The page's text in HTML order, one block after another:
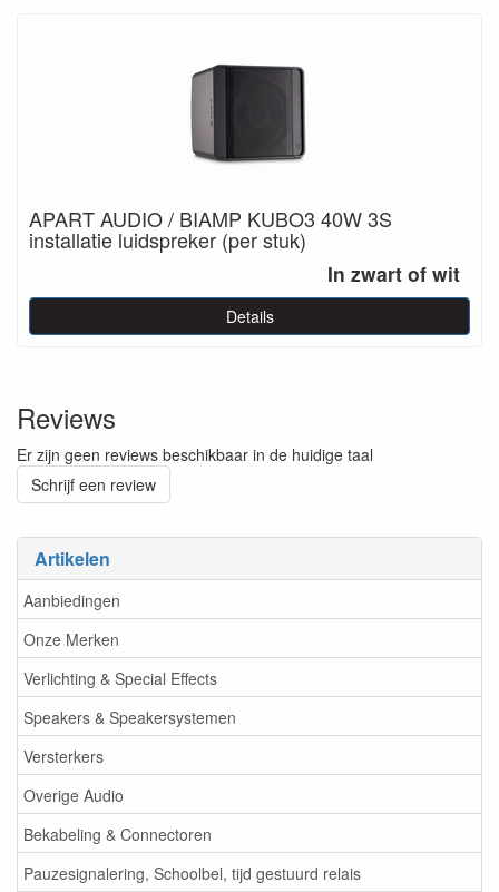
Artikelen
Aanbiedingen
Onze Merken
Verlichting & Special Effects
Speakers & Speakersystemen
Versterkers
Overige Audio
Bekabeling & Connectoren
Pauzesignalering, Schoolbel, tijd gestuurd relais
APART AUDIO / BIAMP KUBO3 40W 3S
installatie luidspreker (per stuk)
In zwart of wit
Details
Reviews
Er zijn geen reviews beschikbaar in de huidige taal
Schrijf een review